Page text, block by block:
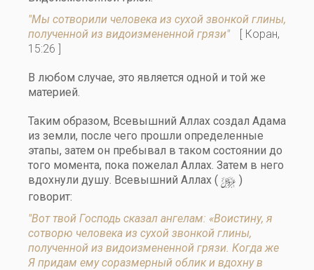
"Мы сотворили человека из сухой звонкой глины,
полученной из видоизмененной грязи"
[ Коран,
15:26 ]
В любом случае, это является одной и той же
материей.
Таким образом, Всевышний Аллах создал Адама
из земли, после чего прошли определенные
этапы, затем он пребывал в таком состоянии до
того момента, пока пожелал Аллах. Затем в него
вдохнули душу. Всевышний Аллах ( y )
говорит:
"Вот твой Господь сказал ангелам: «Воистину, я
сотворю человека из сухой звонкой глины,
полученной из видоизмененной грязи. Когда же
Я придам ему соразмерный облик и вдохну в